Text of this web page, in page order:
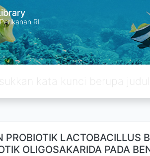
RI
PROBIOTIK LACTOBACILLUS
OLIGOSAKARIDA PADA